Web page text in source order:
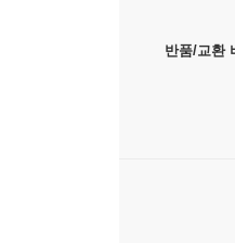
반품/교환